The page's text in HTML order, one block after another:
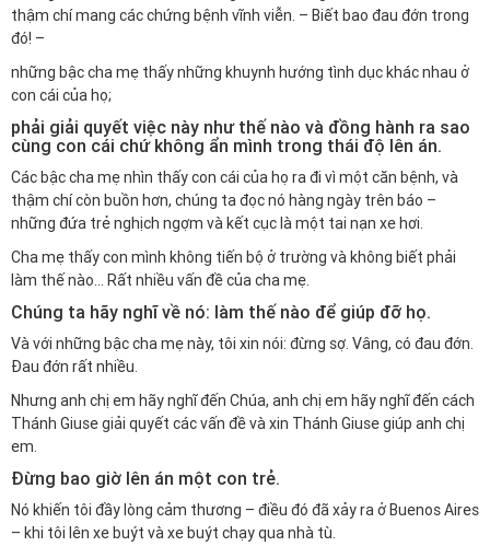
thậm chí mang các chứng bệnh vĩnh viễn. – Biết bao đau đớn trong
đó! –
những bậc cha mẹ thấy những khuynh hướng tình dục khác nhau ở
con cái của họ;
phải giải quyết việc này như thế nào và đồng hành ra sao
cùng con cái chứ không ẩn mình trong thái độ lên án.
Các bậc cha mẹ nhìn thấy con cái của họ ra đi vì một căn bệnh, và
thậm chí còn buồn hơn, chúng ta đọc nó hàng ngày trên báo –
những đứa trẻ nghịch ngợm và kết cục là một tai nạn xe hơi.
Cha mẹ thấy con mình không tiến bộ ở trường và không biết phải
làm thế nào… Rất nhiều vấn đề của cha mẹ.
Chúng ta hãy nghĩ về nó: làm thế nào để giúp đỡ họ.
Và với những bậc cha mẹ này, tôi xin nói: đừng sợ. Vâng, có đau đớn.
Đau đớn rất nhiều.
Nhưng anh chị em hãy nghĩ đến Chúa, anh chị em hãy nghĩ đến cách
Thánh Giuse giải quyết các vấn đề và xin Thánh Giuse giúp anh chị
em.
Đừng bao giờ lên án một con trẻ.
Nó khiến tôi đầy lòng cảm thương – điều đó đã xảy ra ở Buenos Aires
– khi tôi lên xe buýt và xe buýt chạy qua nhà tù.